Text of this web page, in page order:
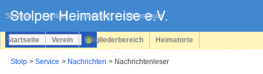
Sitemap Kontakt Impressum Datenschutz
überspringen
Startseite Verein Mitgliederbereich Heimatorte
Stolp Service Nachrichten Nachrichtenleser